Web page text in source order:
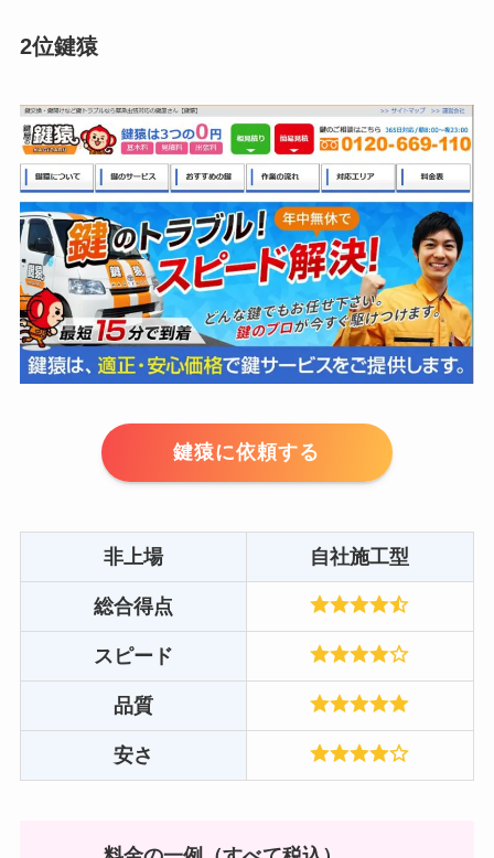
2位鍵猿
鍵猿に依頼する
非上場 自社施工型
総合得点
スピード
品質
安さ